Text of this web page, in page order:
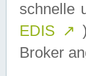
schnelle
EDIS ↗
Broker